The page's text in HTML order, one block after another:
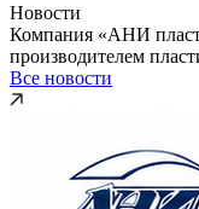
Новости
Компания «АНИ
производителем
Все новости